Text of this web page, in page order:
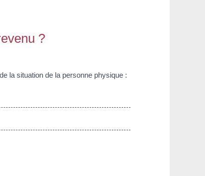
?
la situation de la personne physique :